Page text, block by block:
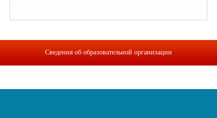
Сведения об образовательной организации